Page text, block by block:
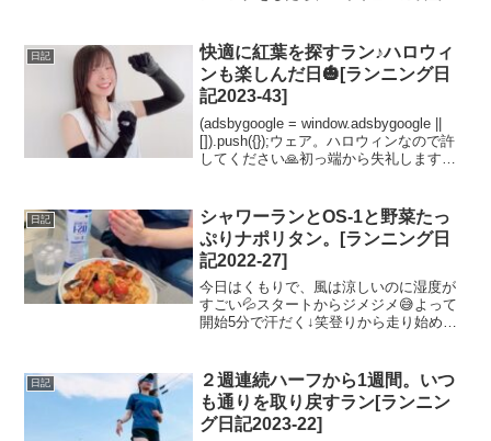
ン...
日記
快適に紅葉を探すラン♪ハロウィ
ンも楽しんだ日🎃[ランニング日
記2023-43]
(adsbygoogle = window.adsbygoogle ||
[]).push({});ウェア。ハロウィンなので許
してください🙏初っ端から失礼します💦
で、F...
日記
シャワーランとOS-1と野菜たっ
ぷりナポリタン。[ランニング日
記2022-27]
今日はくもりで、風は涼しいのに湿度が
すごい💦スタートからジメジメ😅よって
開始5分で汗だく↓笑登りから走り始めた
り晴れてる方がテンション上がります。
くもり空の日はゆっくり...
日記
２週連続ハーフから1週間。いつ
も通りを取り戻すラン[ランニン
グ日記2023-22]